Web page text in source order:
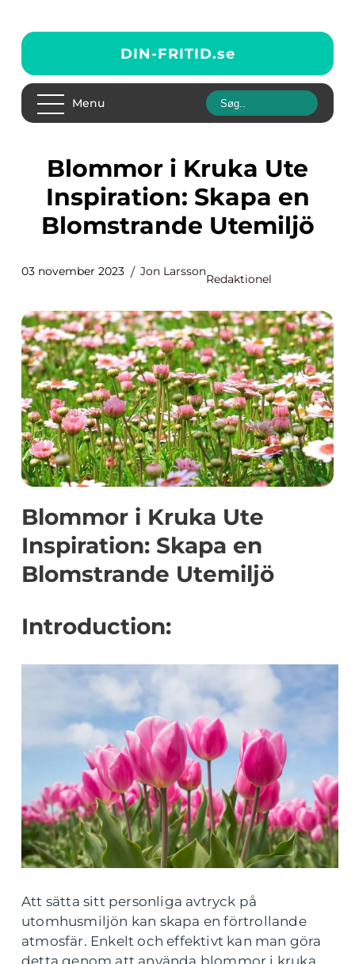
DIN-FRITID.se
Menu
Blommor i Kruka Ute
Inspiration: Skapa en
Blomstrande Utemiljö
03 november 2023 Jon Larsson
Redaktionel
Blommor i Kruka Ute
Inspiration: Skapa en
Blomstrande Utemiljö
Introduction:
Att sätta sitt personliga avtryck på
utomhusmiljön kan skapa en förtrollande
atmosfär. Enkelt och effektivt kan man göra
detta genom att använda blommor i kruka